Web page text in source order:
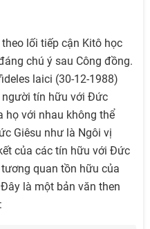
lối tiếp cận Kitô học
chú ý sau Công đồng.
laici (30-12-1988)
tín hữu với Đức
họ với nhau không thể
Giêsu như là Ngôi vị
của các tín hữu với Đức
quan tồn hữu của
là một bản văn then